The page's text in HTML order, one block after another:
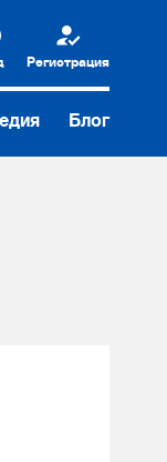
Регистрация
Блог